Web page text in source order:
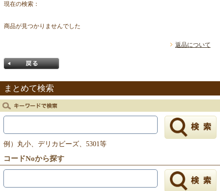
現在の検索：
商品が見つかりませんでした
返品について
戻る
まとめて検索
例）丸小、デリカビーズ、5301等
コードNoから探す